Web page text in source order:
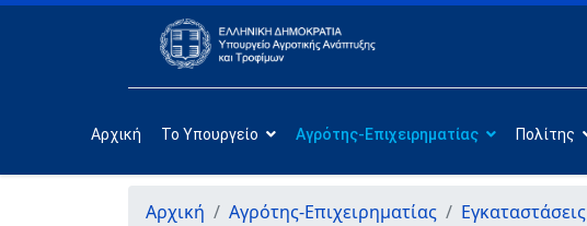
Αρχική Το Υπουργείο Αγρότης-Επιχειρηματίας Πολίτης
Αρχική Αγρότης-Επιχειρηματίας Εγκαταστάσεις